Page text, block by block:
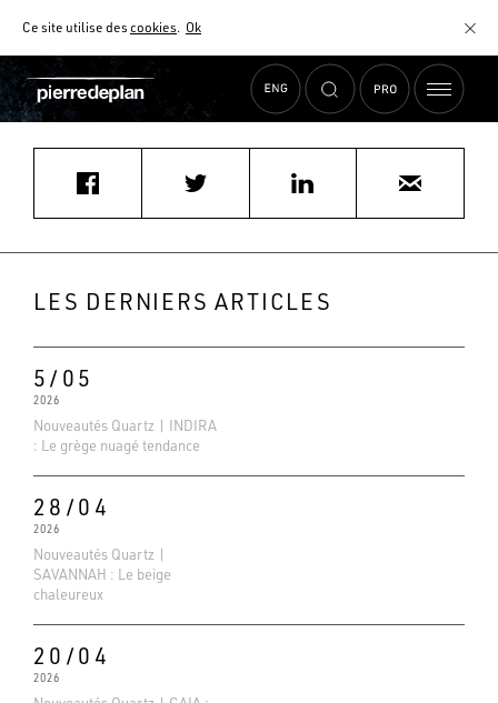
Ce site utilise descookies. Ok
AIDE AU CHOIX
Accueil Actualités t.luizard@atelierluizard.com
LES DERNIERS ARTICLES
5/05
2026
Nouveautés Quartz | INDIRA
: Le grège nuagé tendance
28/04
2026
Nouveautés Quartz |
SAVANNAH : Le beige
chaleureux
20/04
2026